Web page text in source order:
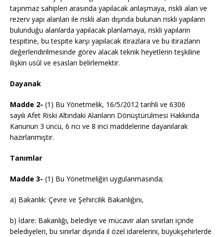
taşınmaz sahipleri arasında yapılacak anlaşmaya, riskli alan ve
rezerv yapı alanları ile riskli alan dışında bulunan riskli yapıların
bulunduğu alanlarda yapılacak planlamaya, riskli yapıların
tespitine, bu tespite karşı yapılacak itirazlara ve bu itirazların
değerlendirilmesinde görev alacak teknik heyetlerin teşkiline
ilişkin usûl ve esasları belirlemektir.
Dayanak
Madde 2- (1) Bu Yönetmelik, 16/5/2012 tarihli ve 6306
sayılı Afet Riski Altındaki Alanların Dönüştürülmesi Hakkında
Kanunun 3 üncü, 6 ncı ve 8 inci maddelerine dayanılarak
hazırlanmıştır.
Tanımlar
Madde 3- (1) Bu Yönetmeliğin uygulanmasında;
a) Bakanlık: Çevre ve Şehircilik Bakanlığını,
b) İdare: Bakanlığı, belediye ve mücavir alan sınırları içinde
belediyeleri, bu sınırlar dışında il özel idarelerini, büyükşehirlerde